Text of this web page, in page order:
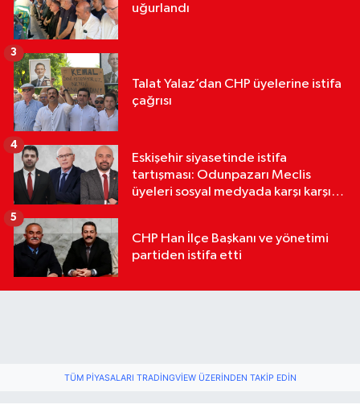
uğurlandı
Talat Yalaz’dan CHP üyelerine istifa
çağrısı
3
Eskişehir siyasetinde istifa
tartışması: Odunpazarı Meclis
üyeleri sosyal medyada karşı karşıya
4
CHP Han İlçe Başkanı ve yönetimi
partiden istifa etti
5
TÜM PIYASALARI TRADINGVIEW ÜZERINDEN TAKIP EDIN